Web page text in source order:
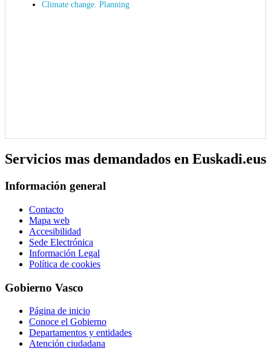
Climate change. Planning
Servicios mas demandados en Euskadi.eus
Información general
Contacto
Mapa web
Accesibilidad
Sede Electrónica
Información Legal
Política de cookies
Gobierno Vasco
Página de inicio
Conoce el Gobierno
Departamentos y entidades
Atención ciudadana